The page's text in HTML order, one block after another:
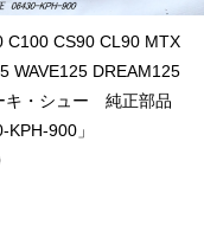
C100 CS90 CL90 MTX
WAVE125 DREAM125
キ・シュー 純正部品
KPH-900」